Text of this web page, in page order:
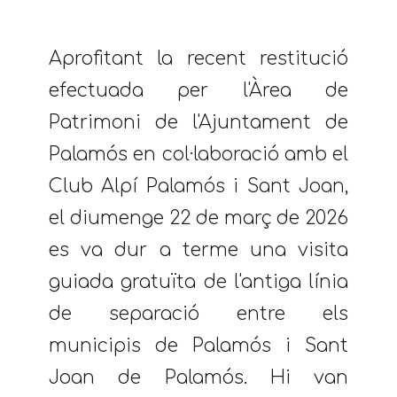
Aprofitant la recent restitució
efectuada per l'Àrea de
Patrimoni de l'Ajuntament de
Palamós en col·laboració amb el
Club Alpí Palamós i Sant Joan,
el diumenge 22 de març de 2026
es va dur a terme una visita
guiada gratuïta de l'antiga línia
de separació entre els
municipis de Palamós i Sant
Joan de Palamós. Hi van